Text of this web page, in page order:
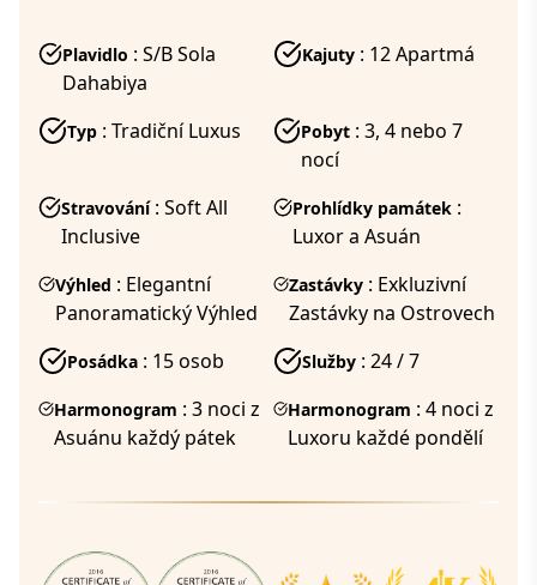
Plavidlo : S/B Sola
Dahabiya
Kajuty : 12 Apartmá
Typ : Tradiční Luxus Pobyt : 3, 4 nebo 7
nocí
Stravování: Soft All
Inclusive
Prohlídky památek :
Luxor a Asuán
Výhled : Elegantní
Panoramatický Výhled
Zastávky: Exkluzivní
Zastávky na Ostrovech
Posádka : 15 osob Služby : 24 / 7
Harmonogram : 3 noci z
Asuánu každý pátek
Harmonogram : 4 noci z
Luxoru každé pondělí